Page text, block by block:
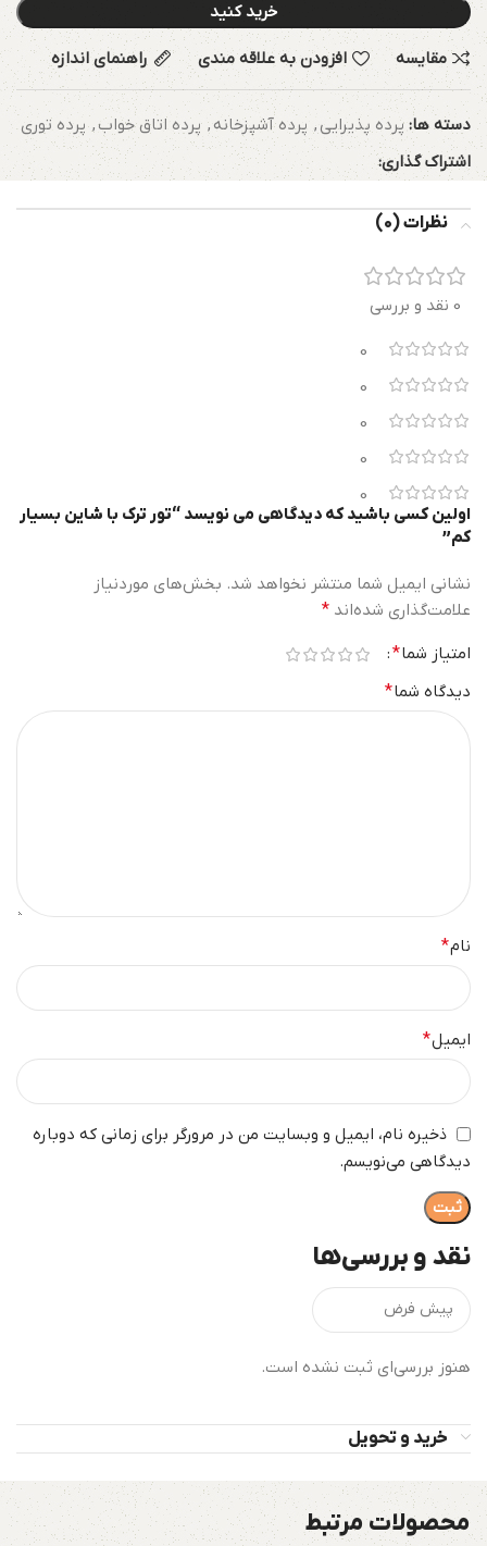
خرید کنید
مقایسه افزودن به علاقه مندی راهنمای اندازه
دسته ها: پرده پذیرایی , پرده آشپزخانه , پرده اتاق خواب, پرده توری
اشتراک گذاری:
نظرات (0)
0 نقد و بررسی
0
0
0
0
0
نقد و بررسی‌ها
هنوز بررسی‌ای ثبت نشده است.
اولین کسی باشید که دیدگاهی می نویسد “تور ترک با شاین بسیار
کم”
نشانی ایمیل شما منتشر نخواهد شد. بخش‌های موردنیاز
علامت‌گذاری شده‌اند *
امتیاز شما*
دیدگاه شما*
نام*
ایمیل*
ذخیره نام، ایمیل و وبسایت من در مرورگر برای زمانی که دوباره
دیدگاهی می‌نویسم.
خرید و تحویل
محصولات مرتبط